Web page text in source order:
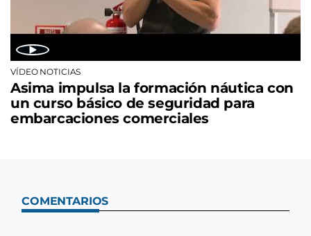
VÍDEO NOTICIAS
Asima impulsa la formación náutica con
un curso básico de seguridad para
embarcaciones comerciales
COMENTARIOS